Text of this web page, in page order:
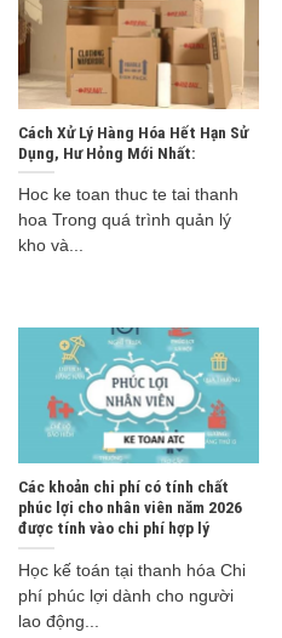
Cách Xử Lý Hàng Hóa Hết Hạn Sử
Dụng, Hư Hỏng Mới Nhất:
Hoc ke toan thuc te tai thanh
hoa Trong quá trình quản lý
kho và...
Các khoản chi phí có tính chất
phúc lợi cho nhân viên năm 2026
được tính vào chi phí hợp lý
Học kế toán tại thanh hóa Chi
phí phúc lợi dành cho người
lao động...